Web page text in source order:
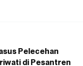
Pelecehan
di Pesantren